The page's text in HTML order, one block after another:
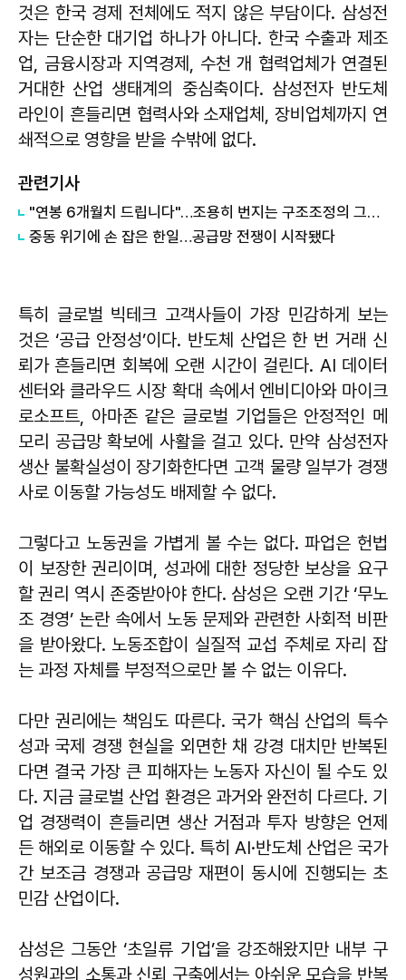
것은 한국 경제 전체에도 적지 않은 부담이다. 삼성전
자는 단순한 대기업 하나가 아니다. 한국 수출과 제조
업, 금융시장과 지역경제, 수천 개 협력업체가 연결된
거대한 산업 생태계의 중심축이다. 삼성전자 반도체
라인이 흔들리면 협력사와 소재업체, 장비업체까지 연
쇄적으로 영향을 받을 수밖에 없다.
관련기사
"연봉 6개월치 드립니다"…조용히 번지는 구조조정의 그림자
중동 위기에 손 잡은 한일…공급망 전쟁이 시작됐다
특히 글로벌 빅테크 고객사들이 가장 민감하게 보는
것은 ‘공급 안정성’이다. 반도체 산업은 한 번 거래 신
뢰가 흔들리면 회복에 오랜 시간이 걸린다. AI 데이터
센터와 클라우드 시장 확대 속에서 엔비디아와 마이크
로소프트, 아마존 같은 글로벌 기업들은 안정적인 메
모리 공급망 확보에 사활을 걸고 있다. 만약 삼성전자
생산 불확실성이 장기화한다면 고객 물량 일부가 경쟁
사로 이동할 가능성도 배제할 수 없다.
그렇다고 노동권을 가볍게 볼 수는 없다. 파업은 헌법
이 보장한 권리이며, 성과에 대한 정당한 보상을 요구
할 권리 역시 존중받아야 한다. 삼성은 오랜 기간 ‘무노
조 경영’ 논란 속에서 노동 문제와 관련한 사회적 비판
을 받아왔다. 노동조합이 실질적 교섭 주체로 자리 잡
는 과정 자체를 부정적으로만 볼 수 없는 이유다.
다만 권리에는 책임도 따른다. 국가 핵심 산업의 특수
성과 국제 경쟁 현실을 외면한 채 강경 대치만 반복된
다면 결국 가장 큰 피해자는 노동자 자신이 될 수도 있
다. 지금 글로벌 산업 환경은 과거와 완전히 다르다. 기
업 경쟁력이 흔들리면 생산 거점과 투자 방향은 언제
든 해외로 이동할 수 있다. 특히 AI·반도체 산업은 국가
간 보조금 경쟁과 공급망 재편이 동시에 진행되는 초
민감 산업이다.
삼성은 그동안 ‘초일류 기업’을 강조해왔지만 내부 구
성원과의 소통과 신뢰 구축에서는 아쉬운 모습을 반복